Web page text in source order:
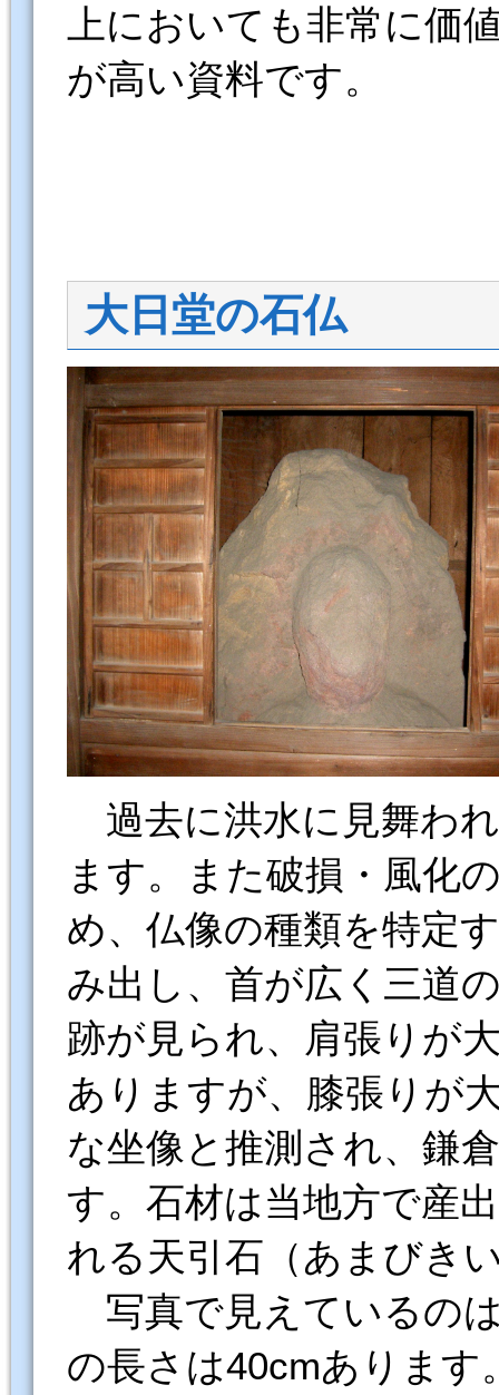
上においても非常に価
が高い資料です。
大日堂の石仏
過去に洪水に見舞わ
ます。また破損・風化
め、仏像の種類を特定
み出し、首が広く三道
跡が見られ、肩張りが
ありますが、膝張りが
な坐像と推測され、鎌
す。石材は当地方で産
れる天引石（あまびき
写真で見えているの
の長さは40cmあります